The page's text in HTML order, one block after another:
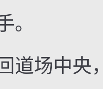
。
场中央